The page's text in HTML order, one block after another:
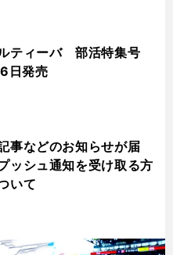
ティーバ 部活特集号
日発売
事などのお知らせが届
ッシュ通知を受け取る方
いて